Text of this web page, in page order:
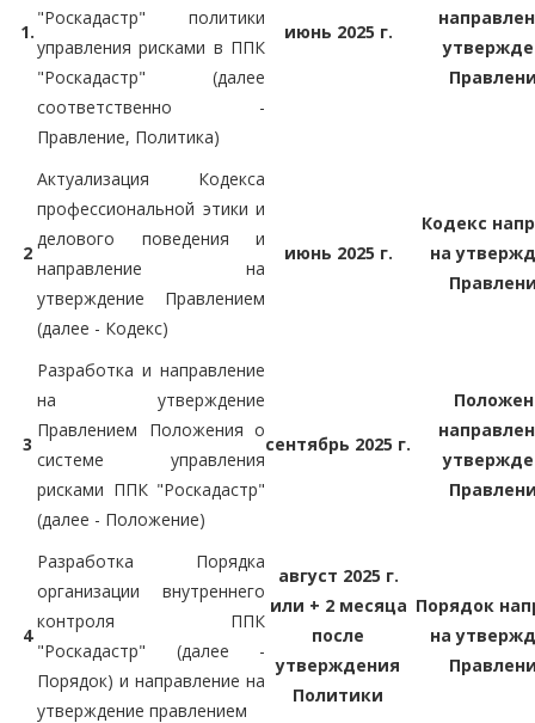
1.
"Роскадастр" политики
управления рисками в ППК
"Роскадастр" (далее
соответственно -
Правление, Политика)
июнь 2025 г.
2
Актуализация Кодекса
профессиональной этики и
делового поведения и
направление на
утверждение Правлением
(далее - Кодекс)
июнь 2025 г.
Кодекс
на
3
Разработка и направление
на утверждение
Правлением Положения о
системе управления
рисками ППК "Роскадастр"
(далее - Положение)
сентябрь 2025 г.
4
Разработка Порядка
организации внутреннего
контроля ППК
"Роскадастр" (далее -
Порядок) и направление на
утверждение правлением
август 2025 г.
или + 2 месяца
после
утверждения
Политики
Порядок
на